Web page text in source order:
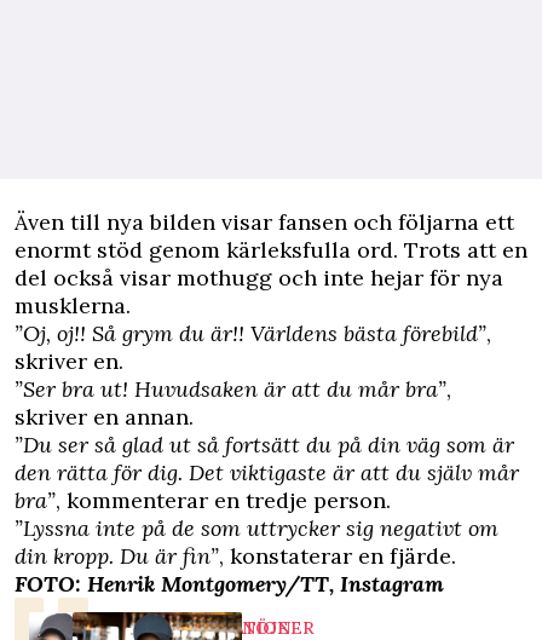
Även till nya bilden visar fansen och följarna ett
enormt stöd genom kärleksfulla ord. Trots att en
del också visar mothugg och inte hejar för nya
musklerna.
”Oj, oj!! Så grym du är!! Världens bästa förebild”,
skriver en.
”Ser bra ut! Huvudsaken är att du mår bra”,
skriver en annan.
”Du ser så glad ut så fortsätt du på din väg som är
den rätta för dig. Det viktigaste är att du själv mår
bra”, kommenterar en tredje person.
”Lyssna inte på de som uttrycker sig negativt om
din kropp. Du är fin”, konstaterar en fjärde.
FOTO: Henrik Montgomery/TT, Instagram
RELATIONER
NÖJE